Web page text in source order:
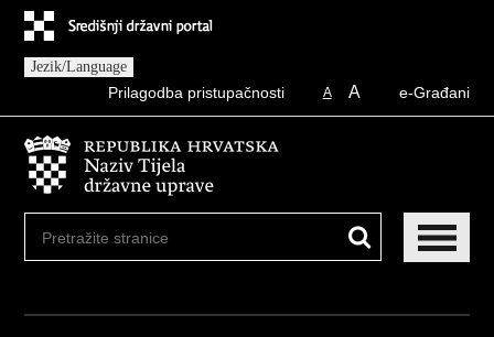
sadržajJezik/Language
e-Građani
A A
Prilagodba pristupačnosti